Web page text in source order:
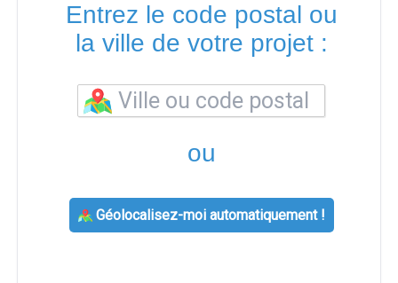
Entrez le code postal ou
la ville de votre projet :
ou
Géolocalisez-moi automatiquement !